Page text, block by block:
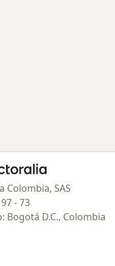
de inicio
Colombia, SAS
- 73
Bogotá D.C., Colombia